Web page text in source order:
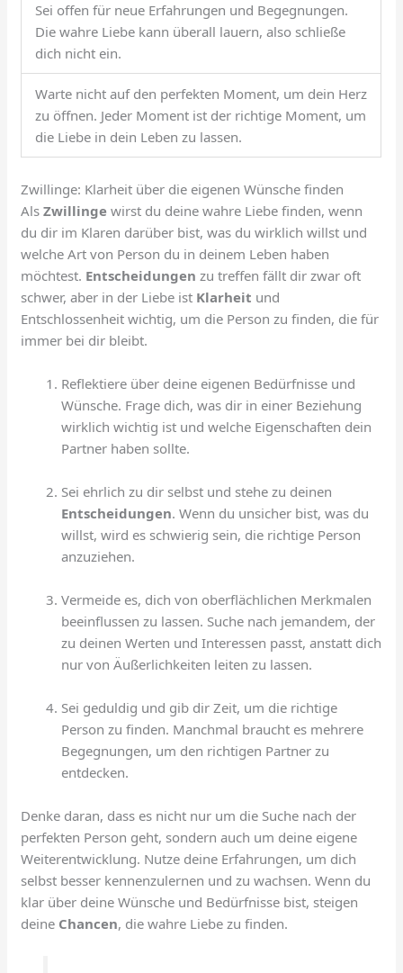
Sei offen für neue Erfahrungen und Begegnungen.
Die wahre Liebe kann überall lauern, also schließe
dich nicht ein.
Warte nicht auf den perfekten Moment, um dein Herz
zu öffnen. Jeder Moment ist der richtige Moment, um
die Liebe in dein Leben zu lassen.
Zwillinge: Klarheit über die eigenen Wünsche finden
AlsZwillinge wirst du deine wahre Liebe finden, wenn
du dir im Klaren darüber bist, was du wirklich willst und
welche Art von Person du in deinem Leben haben
möchtest. Entscheidungen zu treffen fällt dir zwar oft
schwer, aber in der Liebe ist Klarheit und
Entschlossenheit wichtig, um die Person zu finden, die für
immer bei dir bleibt.
Reflektiere über deine eigenen Bedürfnisse und
Wünsche. Frage dich, was dir in einer Beziehung
wirklich wichtig ist und welche Eigenschaften dein
Partner haben sollte.
Sei ehrlich zu dir selbst und stehe zu deinen
Entscheidungen. Wenn du unsicher bist, was du
willst, wird es schwierig sein, die richtige Person
anzuziehen.
Vermeide es, dich von oberflächlichen Merkmalen
beeinflussen zu lassen. Suche nach jemandem, der
zu deinen Werten und Interessen passt, anstatt dich
nur von Äußerlichkeiten leiten zu lassen.
Sei geduldig und gib dir Zeit, um die richtige
Person zu finden. Manchmal braucht es mehrere
Begegnungen, um den richtigen Partner zu
entdecken.
Denke daran, dass es nicht nur um die Suche nach der
perfekten Person geht, sondern auch um deine eigene
Weiterentwicklung. Nutze deine Erfahrungen, um dich
selbst besser kennenzulernen und zu wachsen. Wenn du
klar über deine Wünsche und Bedürfnisse bist, steigen
deine Chancen, die wahre Liebe zu finden.